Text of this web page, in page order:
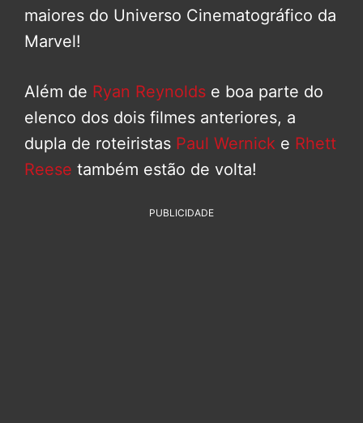
maiores do Universo Cinematográfico da
Marvel!
Além de Ryan Reynolds e boa parte do
elenco dos dois filmes anteriores, a
dupla de roteiristas Paul Wernick e Rhett
Reese também estão de volta!
PUBLICIDADE